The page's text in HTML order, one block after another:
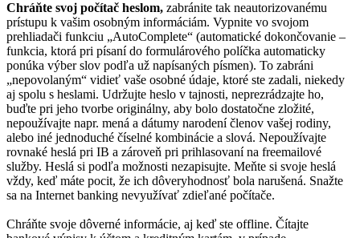
Chráňte svoj počítač heslom, zabránite tak neautorizovanému
prístupu k vašim osobným informáciám. Vypnite vo svojom
prehliadači funkciu „AutoComplete“ (automatické dokončovanie –
funkcia, ktorá pri písaní do formulárového políčka automaticky
ponúka výber slov podľa už napísaných písmen). To zabráni
„nepovolaným“ vidieť vaše osobné údaje, ktoré ste zadali, niekedy
aj spolu s heslami. Udržujte heslo v tajnosti, neprezrádzajte ho,
buďte pri jeho tvorbe originálny, aby bolo dostatočne zložité,
nepoužívajte napr. mená a dátumy narodení členov vašej rodiny,
alebo iné jednoduché číselné kombinácie a slová. Nepoužívajte
rovnaké heslá pri IB a zároveň pri prihlasovaní na freemailové
služby. Heslá si podľa možnosti nezapisujte. Meňte si svoje heslá
vždy, keď máte pocit, že ich dôveryhodnosť bola narušená. Snažte
sa na Internet banking nevyužívať zdieľané počítače.
Chráňte svoje dôverné informácie, aj keď ste offline. Čítajte